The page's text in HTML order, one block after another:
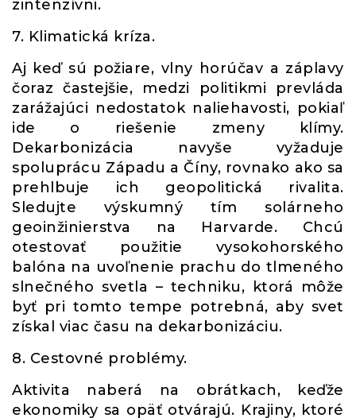
zintenzívni.
7. Klimatická kríza.
Aj keď sú požiare, vlny horúčav a záplavy
čoraz častejšie, medzi politikmi prevláda
zarážajúci nedostatok naliehavosti, pokiaľ
ide o riešenie zmeny klímy.
Dekarbonizácia navyše vyžaduje
spoluprácu Západu a Číny, rovnako ako sa
prehlbuje ich geopolitická rivalita.
Sledujte výskumný tím solárneho
geoinžinierstva na Harvarde. Chcú
otestovať použitie vysokohorského
balóna na uvoľnenie prachu do tlmeného
slnečného svetla – techniku, ktorá môže
byť pri tomto tempe potrebná, aby svet
získal viac času na dekarbonizáciu.
8. Cestovné problémy.
Aktivita naberá na obrátkach, keďže
ekonomiky sa opäť otvárajú. Krajiny, ktoré